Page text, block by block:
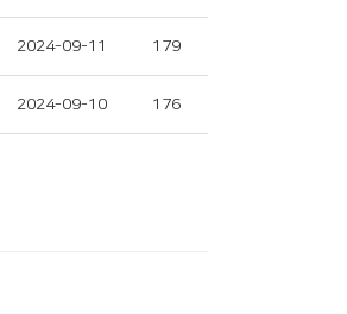
2024-09-11 179
2024-09-10 176